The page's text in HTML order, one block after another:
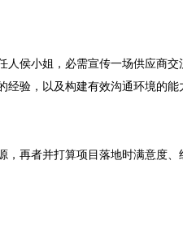
侯小姐，必需宣传一场供应商
验，以及构建有效沟通环境的
再者并打算项目落地时满意度